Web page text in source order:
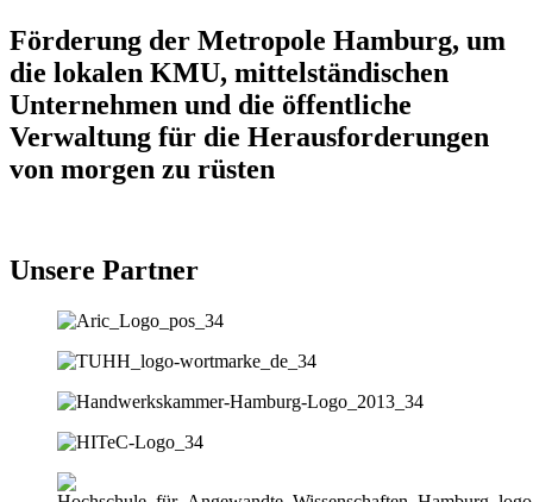
Förderung der Metropole Hamburg, um
die lokalen KMU, mittelständischen
Unternehmen und die öffentliche
Verwaltung für die Herausforderungen
von morgen zu rüsten
Unsere Partner